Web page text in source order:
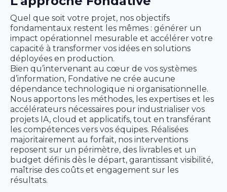
Quel que soit votre projet, nos objectifs
fondamentaux restent les mêmes : générer un
impact opérationnel mesurable et accélérer votre
capacité à transformer vos idées en solutions
déployées en production.
Bien qu’intervenant au cœur de vos systèmes
d’information, Fondative ne crée aucune
dépendance technologique ni organisationnelle.
Nous apportons les méthodes, les expertises et les
accélérateurs nécessaires pour industrialiser vos
projets IA, cloud et applicatifs, tout en transférant
les compétences vers vos équipes. Réalisées
majoritairement au forfait, nos interventions
reposent sur un périmètre, des livrables et un
budget définis dès le départ, garantissant visibilité,
maîtrise des coûts et engagement sur les
résultats.